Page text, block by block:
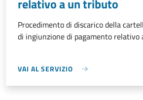
relativo a un tributo
Procedimento di discarico della
di ingiunzione di pagamento
VAI AL SERVIZIO